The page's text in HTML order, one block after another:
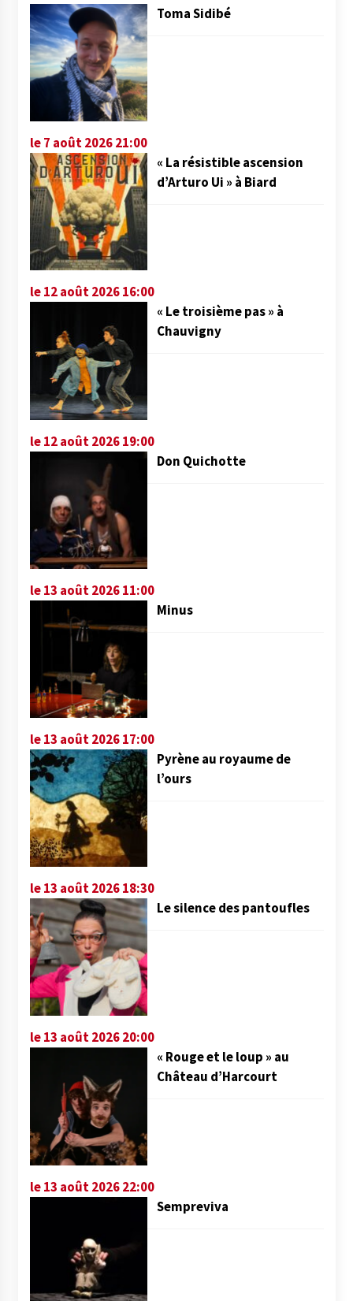
Toma Sidibé
le 7 août 2026 21:00
« La résistible ascension
d’Arturo Ui » à Biard
le 12 août 2026 16:00
« Le troisième pas » à
Chauvigny
le 12 août 2026 19:00
Don Quichotte
le 13 août 2026 11:00
Minus
le 13 août 2026 17:00
Pyrène au royaume de
l’ours
le 13 août 2026 18:30
Le silence des pantoufles
le 13 août 2026 20:00
« Rouge et le loup » au
Château d’Harcourt
le 13 août 2026 22:00
Sempreviva